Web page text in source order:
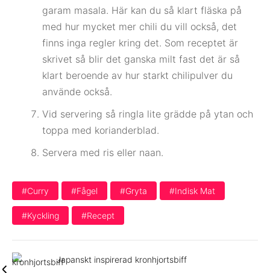
garam masala. Här kan du så klart fläska på
med hur mycket mer chili du vill också, det
finns inga regler kring det. Som receptet är
skrivet så blir det ganska milt fast det är så
klart beroende av hur starkt chilipulver du
använde också.
Vid servering så ringla lite grädde på ytan och
toppa med korianderblad.
Servera med ris eller naan.
#curry #fågel #gryta #indisk Mat
#kyckling #recept
Japanskt inspirerad kronhjortsbiff